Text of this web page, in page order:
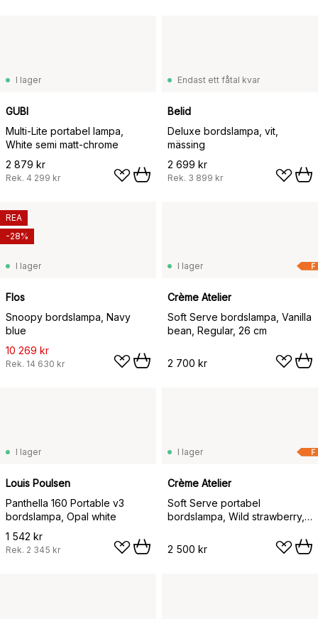
I lager
GUBI
Multi-Lite portabel lampa,
White semi matt-chrome
2 879 kr
Rek. 4 299 kr
Endast ett fåtal kvar
Belid
Deluxe bordslampa, vit,
mässing
2 699 kr
Rek. 3 899 kr
I lager
Flos
Snoopy bordslampa, Navy
blue
10 269 kr
Rek. 14 630 kr
REA
-28%
F
I lager
Crème Atelier
Soft Serve bordslampa, Vanilla
bean, Regular, 26 cm
2 700 kr
I lager
Louis Poulsen
Panthella 160 Portable v3
bordslampa, Opal white
1 542 kr
Rek. 2 345 kr
F
I lager
Crème Atelier
Soft Serve portabel
bordslampa, Wild strawberry,
2 500 kr